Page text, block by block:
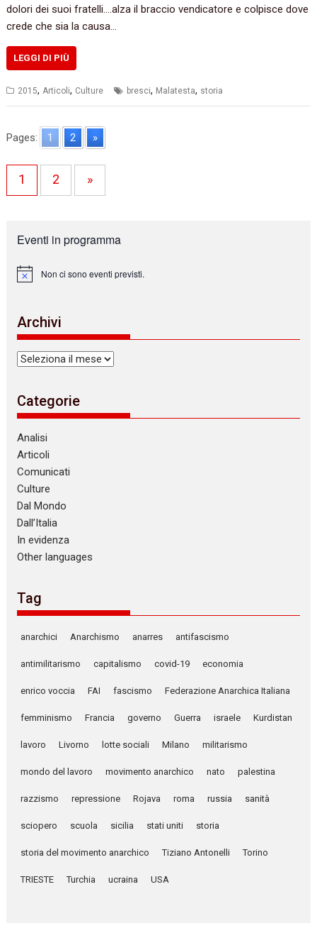
dolori dei suoi fratelli….alza il braccio vendicatore e colpisce dove
crede che sia la causa…
LEGGI DI PIÙ
2015, Articoli, Culture bresci, Malatesta, storia
Pages: 1 2 »
1 2 »
Eventi in programma
N
c
e
Non ci sono eventi previsti.
Archivi
Archivi
Categorie
Analisi
Articoli
Comunicati
Culture
Dal Mondo
Dall’Italia
In evidenza
Other languages
Tag
anarchici Anarchismo anarres antifascismo
antimilitarismo capitalismo covid-19 economia
enrico voccia FAI fascismo Federazione Anarchica Italiana
femminismo Francia governo Guerra israele Kurdistan
lavoro Livorno lotte sociali Milano militarismo
mondo del lavoro movimento anarchico nato palestina
razzismo repressione Rojava roma russia sanità
sciopero scuola sicilia stati uniti storia
storia del movimento anarchico Tiziano Antonelli Torino
TRIESTE Turchia ucraina USA